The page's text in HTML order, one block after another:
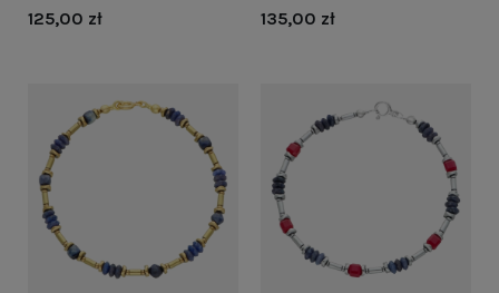
hematytem srebro
125,00 zł
hematytem srebro
135,00 zł